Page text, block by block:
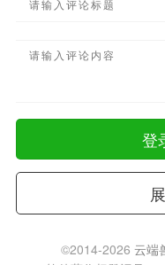
登
©2014-2026 云端